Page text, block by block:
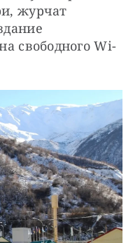
журчат
свободного Wi-